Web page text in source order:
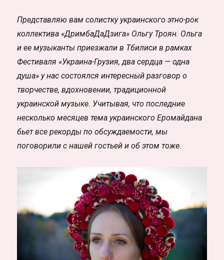
Представляю вам солистку украинского этно-рок
коллектива «ДримбаДаДзига» Ольгу Троян. Ольга
и ее музыканты приезжали в Тбилиси в рамках
Фестиваля «Украина-Грузия, два сердца — одна
душа» у нас состоялся интересный разговор о
творчестве, вдохновении, традиционной
украинской музыке. Учитывая, что последние
несколько месяцев тема украинского Еромайдана
бьет все рекорды по обсуждаемости, мы
поговорили с нашей гостьей и об этом тоже.